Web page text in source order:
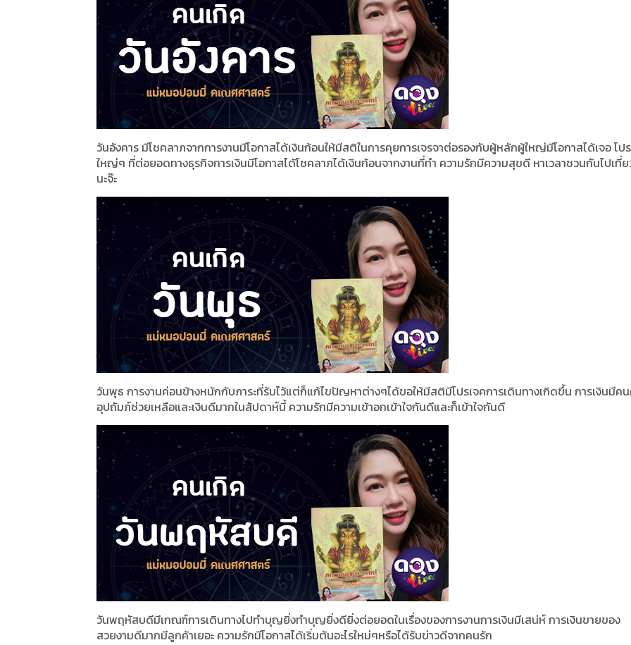
วันอังคาร มีโชคลาภจากการงานมีโอกาสได้เงินก้อนให้มีสติในการคุยการเจรจาต่อรองกับผู้หลักผู้ใหญ่มีโอกาสได้เจอ โป
ใหญ่ๆ ที่ต่อยอดทางธุรกิจการเงินมีโอกาสได้โชคลาภได้เงินก้อนจากงานที่ทำ ความรักมีความสุขดี หาเวลาชวนกันไปเที่ย
นะจ๊ะ
วันพุธ การงานค่อนข้างหนักกับภาระที่รับไว้แต่ก็แก้ไขปัญหาต่างๆได้ขอให้มีสติมีโปรเจคการเดินทางเกิดขึ้น การเงินมีค
อุปถัมภ์ช่วยเหลือและเงินดีมากในสัปดาห์นี้ ความรักมีความเข้าอกเข้าใจกันดีและก็เข้าใจกันดี
วันพฤหัสบดีมีเกณฑ์การเดินทางไปทำบุญยิ่งทำบุญยิ่งดียิ่งต่อยอดในเรื่องของการงานการเงินมีเสน่ห์ การเงินขายของ
สวยงามดีมากมีลูกค้าเยอะ ความรักมีโอกาสได้เริ่มต้นอะไรใหม่ๆหรือได้รับข่าวดีจากคนรัก